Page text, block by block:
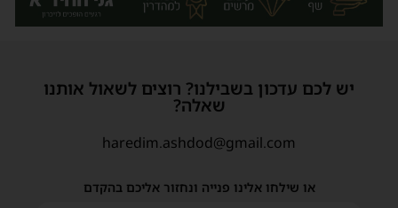
יש לכם עדכון בשבילנו? רוצים לשאול אותנו
שאלה?
haredim.ashdod@gmail.com
או שילחו אלינו פנייה ונחזור אליכם בהקדם